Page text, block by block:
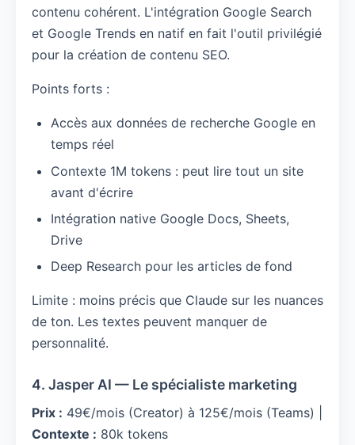
contenu cohérent. L'intégration Google Search
et Google Trends en natif en fait l'outil privilégié
pour la création de contenu SEO.
Points forts :
Accès aux données de recherche Google en
temps réel
Contexte 1M tokens : peut lire tout un site
avant d'écrire
Intégration native Google Docs, Sheets,
Drive
Deep Research pour les articles de fond
Limite : moins précis que Claude sur les nuances
de ton. Les textes peuvent manquer de
personnalité.
4. Jasper AI — Le spécialiste marketing
Prix : 49€/mois (Creator) à 125€/mois (Teams) |
Contexte : 80k tokens